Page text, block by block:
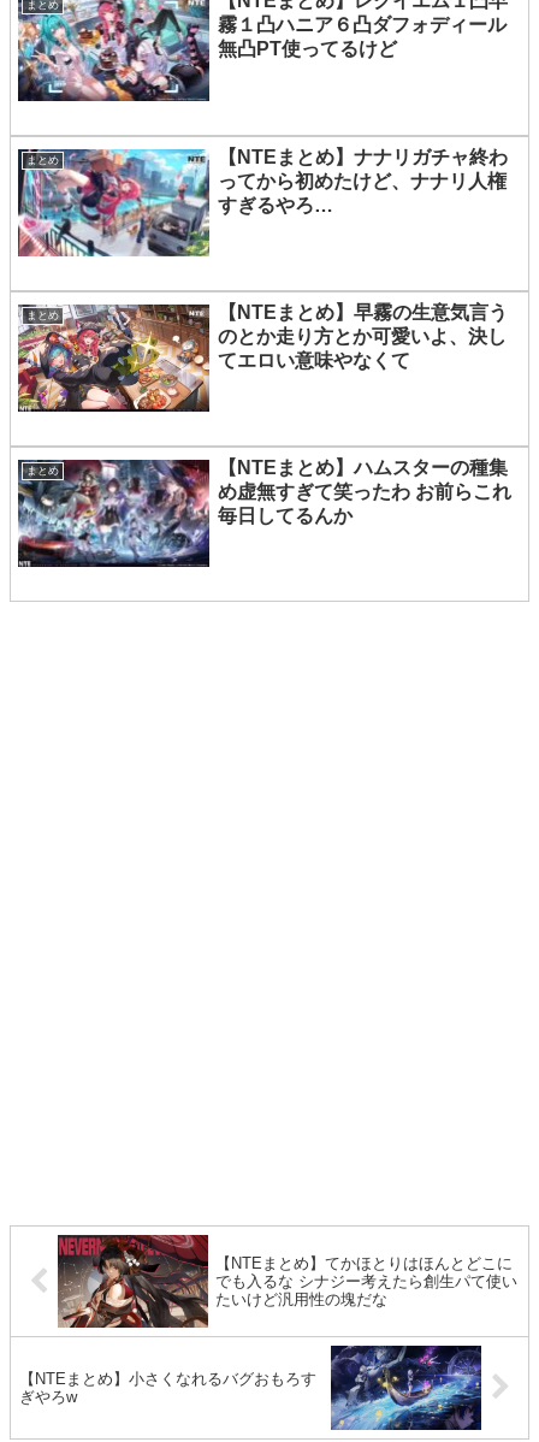
まとめ
霧１凸ハニア６凸ダフォディール
無凸PT使ってるけど
まとめ
【NTEまとめ】ナナリガチャ終わ
ってから初めたけど、ナナリ人権
すぎるやろ…
まとめ
【NTEまとめ】早霧の生意気言う
のとか走り方とか可愛いよ、決し
てエロい意味やなくて
まとめ
【NTEまとめ】ハムスターの種集
め虚無すぎて笑ったわ お前らこれ
毎日してるんか
【NTEまとめ】てかほとりはほんとどこに
でも入るな シナジー考えたら創生パて使い
たいけど汎用性の塊だな
【NTEまとめ】小さくなれるバグおもろす
ぎやろw